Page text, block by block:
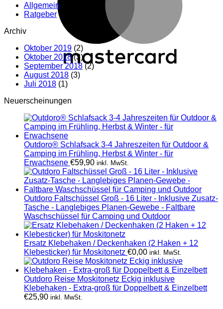
Allgemein
Ratgeber(2)
Archiv
Oktober 2019 (2)
Oktober 2018(3)
September 2018(2)
August 2018 (3)
Juli 2018 (1)
Neuerscheinungen
Outdoro® Schlafsack 3-4 Jahreszeiten für Outdoor &
Camping im Frühling, Herbst & Winter - für
Erwachsene €59,90 inkl. MwSt.
Outdoro Faltschüssel Groß - 16 Liter - Inklusive Zusatz-
Tasche - Langlebiges Planen-Gewebe - Faltbare
Waschschüssel für Camping und Outdoor
Ersatz Klebehaken / Deckenhaken (2 Haken + 12
Klebesticker) für Moskitonetz €0,00 inkl. MwSt.
Outdoro Reise Moskitonetz Eckig inklusive
Klebehaken - Extra-groß für Doppelbett & Einzelbett
€25,90 inkl. MwSt.